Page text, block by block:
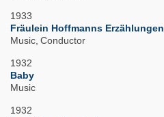
1933
Fräulein Hoffmanns Erzählungen
Music Conductor
1932
Baby
Music
1932